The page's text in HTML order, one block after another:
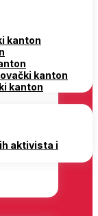
kanton
kanton
kanton
aktivista i